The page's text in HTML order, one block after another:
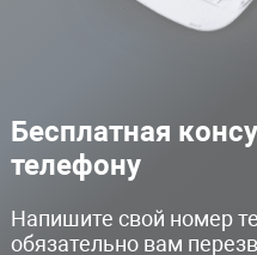
Бесплатная
телефону
Напишите свой номер
обязательно вам